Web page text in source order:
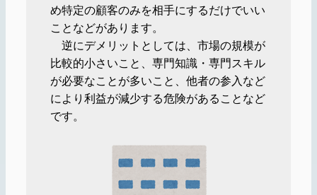
め特定の顧客のみを相手にするだけでいい
ことなどがあります。
逆にデメリットとしては、市場の規模が
比較的小さいこと、専門知識・専門スキル
が必要なことが多いこと、他者の参入など
により利益が減少する危険があることなど
です。